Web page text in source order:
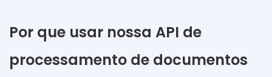
Por que usar nossa API de
processamento de documentos